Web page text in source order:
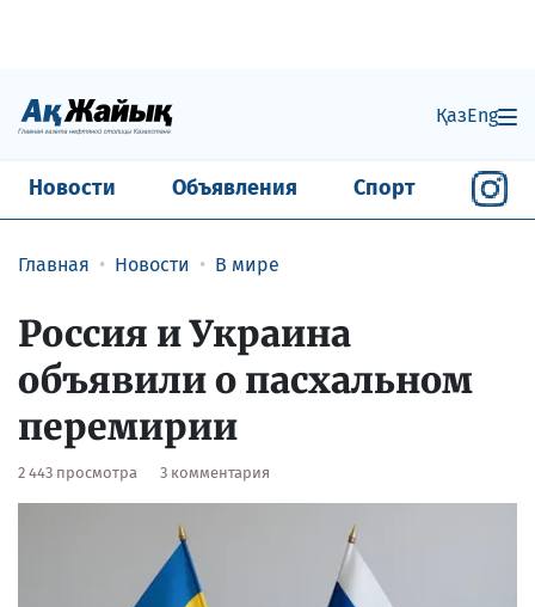
ҚазEng
Новости Объявления Спорт
Главная Новости В мире
Россия и Украина
объявили о пасхальном
перемирии
2 443 просмотра 3 комментария